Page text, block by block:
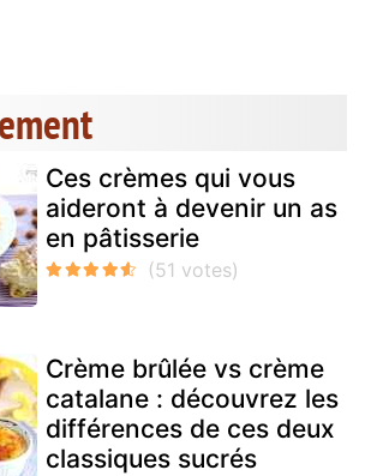
Ces crèmes qui vous
aideront à devenir un as
en pâtisserie
Crème brûlée vs crème
catalane : découvrez les
différences de ces deux
classiques sucrés